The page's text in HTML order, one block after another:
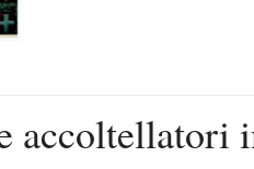
accoltellatori